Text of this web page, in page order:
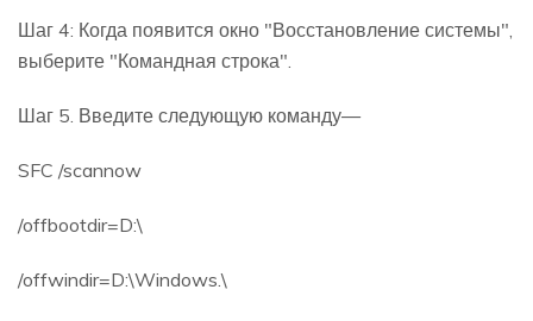
Шаг 4: Когда появится окно "Восстановление системы",
выберите "Командная строка".
Шаг 5. Введите следующую команду—
SFC /scannow
/offbootdir=D:\
/offwindir=D:\Windows.\